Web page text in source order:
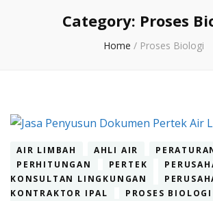
Category: Proses
Home / Proses Biologi
AIR LIMBAH AHLI AIR
PERHITUNGAN
PERTEK
KONSULTAN LINGKUNGAN
KONTRAKTOR IPAL
PROSES BIOLOGI